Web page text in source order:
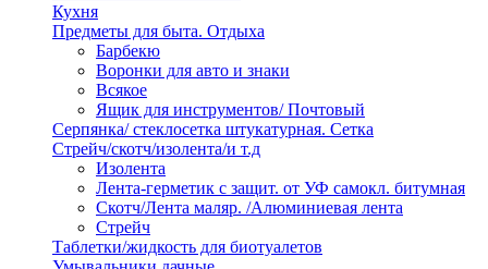
Кухня
Предметы для быта. Отдыха
Барбекю
Воронки для авто и знаки
Всякое
Ящик для инструментов/ Почтовый
Серпянка/ стеклосетка штукатурная. Сетка
Стрейч/скотч/изолента/и т.д
Изолента
Лента-герметик с защит. от УФ самокл. битумная
Скотч/Лента маляр. /Алюминиевая лента
Стрейч
Таблетки/жидкость для биотуалетов